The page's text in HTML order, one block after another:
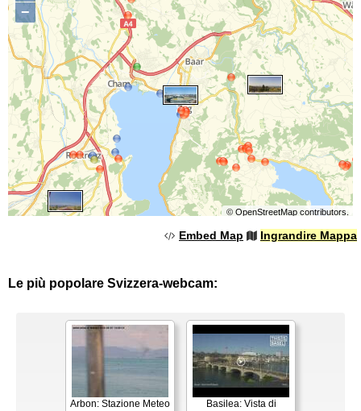
−
© OpenStreetMapcontributors.
Embed Map Ingrandire Mappa
Le più popolare Svizzera-webcam:
Arbon: Stazione Meteo
Basilea: Vista di